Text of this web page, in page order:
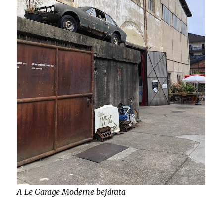
A Le Garage Moderne bejárata